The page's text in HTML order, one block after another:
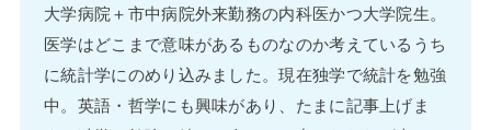
大学病院＋市中病院外来勤務の内科医かつ大学院生。
医学はどこまで意味があるものなのか考えているうち
に統計学にのめり込みました。現在独学で統計を勉強
中。英語・哲学にも興味があり、たまに記事上げま